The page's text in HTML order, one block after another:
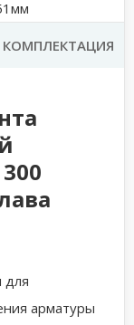
КОМПЛЕКТАЦИЯ
для
арматуры